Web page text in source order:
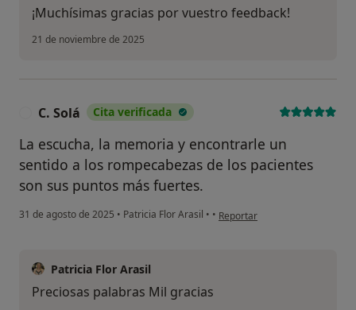
¡Muchísimas gracias por vuestro feedback!
21 de noviembre de 2025
C. Solá Cita verificada
La escucha, la memoria y encontrarle un
sentido a los rompecabezas de los pacientes
son sus puntos más fuertes.
31 de agosto de 2025 • Patricia Flor Arasil • • en opinión del usuario C. Solá
Reportar
Patricia Flor Arasil
Preciosas palabras Mil gracias
Continuar